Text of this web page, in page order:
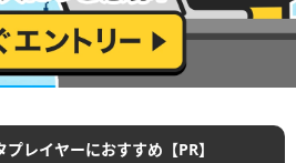
レイヤーにおすすめ【PR】